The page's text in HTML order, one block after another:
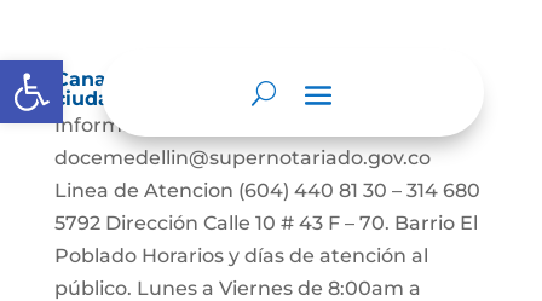
Abrir barra de herramientas
Canales habilitados para la atención a la
ciudadanía
Informacion de Contacto Correo
docemedellin@supernotariado.gov.co
Linea de Atencion (604) 440 81 30 – 314 680
5792 Dirección Calle 10 # 43 F – 70. Barrio El
Poblado Horarios y días de atención al
público. Lunes a Viernes de 8:00am a